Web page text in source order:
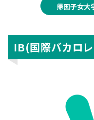
帰国子女大
IB(国際バカロ